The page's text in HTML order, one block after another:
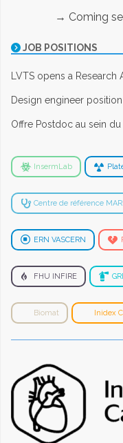
→ Coming
JOB POSITIONS
LVTS opens a
Design engineer
Offre Postdoc au sein
InsermLab
Centre de référence
ERN VASCERN
FHU INFIRE
Biomat Inidex